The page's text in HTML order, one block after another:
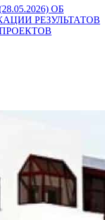
ОБ
РЕЗУЛЬТАТОВ